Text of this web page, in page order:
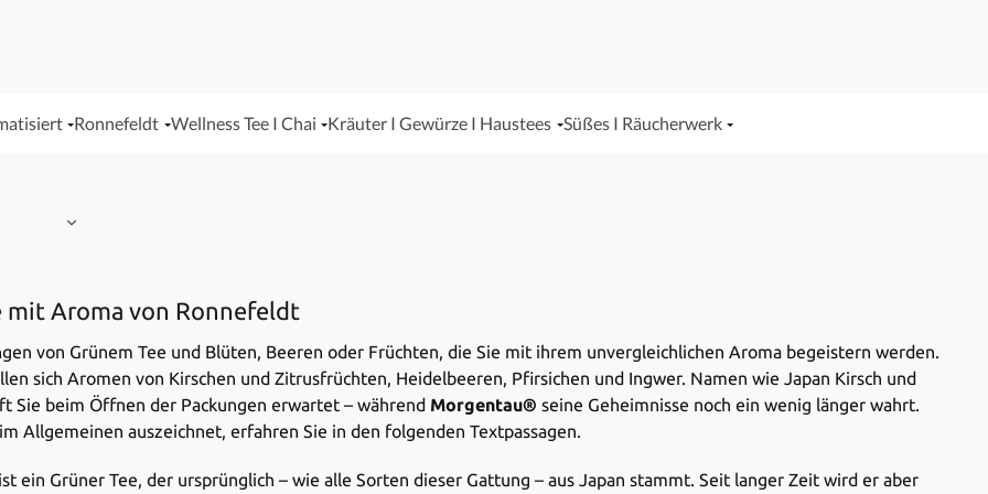
Ronnefeldt Wellness Tee I Chai Kräuter I Gewürze I Haustees Süßes I Räucherwerk
mit Aroma von Ronnefeldt
von Grünem Tee und Blüten, Beeren oder Früchten, die Sie mit ihrem unvergleichlichen Aroma begeistern werden.
sich Aromen von Kirschen und Zitrusfrüchten, Heidelbeeren, Pfirsichen und Ingwer. Namen wie Japan Kirsch und
beim Öffnen der Packungen erwartet – während Morgentau® seine Geheimnisse noch ein wenig länger wahrt.
Allgemeinen auszeichnet, erfahren Sie in den folgenden Textpassagen.
ein Grüner Tee, der ursprünglich – wie alle Sorten dieser Gattung – aus Japan stammt. Seit langer Zeit wird er aber